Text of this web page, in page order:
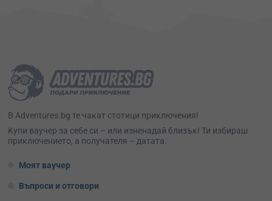
В Adventures.bg те чакат стотици приключения!
Kупи ваучер за себе си – или изненадай близък! Ти избираш
приключението, а получателя – датата.
Моят ваучер
Въпроси и отговори